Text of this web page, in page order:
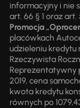
informacyjny i nie
art. 66 § 1 oraz
Promocja
placówkach
udzieleniu kredytu
Rzeczywista
Reprezentatywny
2019, cena
kwota kredytu
równych po